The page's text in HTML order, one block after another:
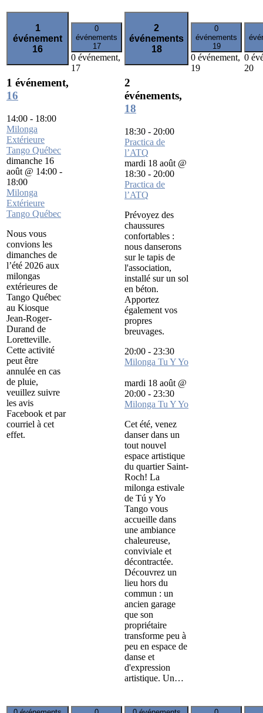
1
événement
16
1 événement,
16
14:00 - 18:00
Milonga
Extérieure
Tango Québec
dimanche 16
août @ 14:00 -
18:00
Milonga
Extérieure
Tango Québec
Nous vous
convions les
dimanches de
l’été 2026 aux
milongas
extérieures de
Tango Québec
au Kiosque
Jean-Roger-
Durand de
Loretteville.
Cette activité
peut être
annulée en cas
de pluie,
veuillez suivre
les avis
Facebook et par
courriel à cet
effet.
0
événements
17
0 événement,
17
2
événements
18
2
événements,
18
18:30 - 20:00
Practica de
l’ATQ
mardi 18 août @
18:30 - 20:00
Practica de
l’ATQ
Prévoyez des
chaussures
confortables :
nous danserons
sur le tapis de
l'association,
installé sur un sol
en béton.
Apportez
également vos
propres
breuvages.
20:00 - 23:30
Milonga Tu Y Yo
mardi 18 août @
20:00 - 23:30
Milonga Tu Y Yo
Cet été, venez
danser dans un
tout nouvel
espace artistique
du quartier Saint-
Roch! La
milonga estivale
de Tú y Yo
Tango vous
accueille dans
une ambiance
chaleureuse,
conviviale et
décontractée.
Découvrez un
lieu hors du
commun : un
ancien garage
que son
propriétaire
transforme peu à
peu en espace de
danse et
d'expression
artistique. Un…
0
événements
19
0 événement,
19
0
20